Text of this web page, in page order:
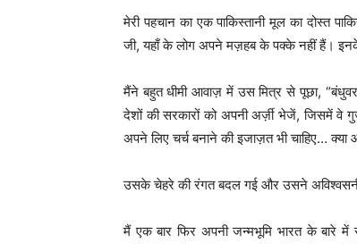
मेरी पहचान का एक पाकिस्तानी मूल का दोस्त
जी, यहाँ के लोग अपने मज़हब के पक्के नहीं हैं।
मैंने बहुत धीमी आवाज़ में उस मित्र से पूछा,
देशों की सरकारों को अपनी अर्ज़ी भेजें, जिसमें वे
अपने लिए चर्च बनाने की इजाज़त भी चाहिए… क्या
उसके चेहरे की रंगत बदल गई और उसने
मैं एक बार फिर अपनी जन्मभूमि भारत के बारे